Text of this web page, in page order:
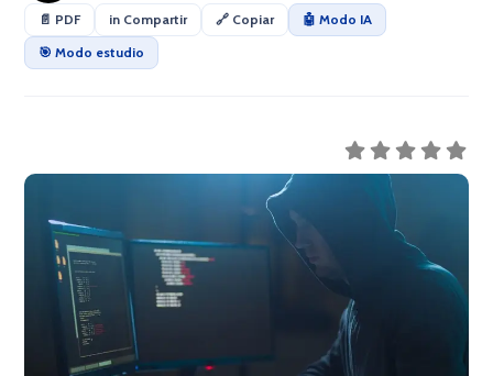
📄 PDF in Compartir 🔗 Copiar
🤖 Modo IA
🎯 Modo estudio